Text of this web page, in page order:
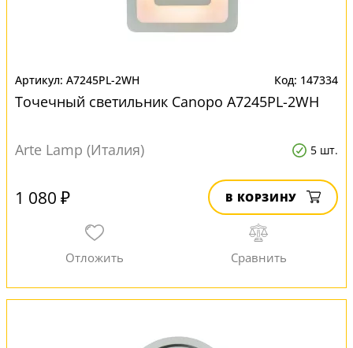
A7245PL-2WH 147334
Точечный светильник Canopo A7245PL-2WH
Arte Lamp (Италия) 5 шт.
1 080 ₽ В КОРЗИНУ